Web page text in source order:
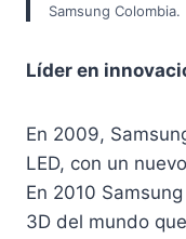
Samsung Colombia.
Líder en
En 2009,
LED, con un
En 2010
3D del mundo